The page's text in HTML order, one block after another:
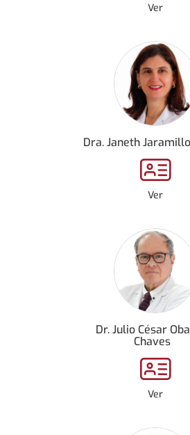
Ver
Dra. Janeth
Ver
Dr. Julio César
Chaves
Ver